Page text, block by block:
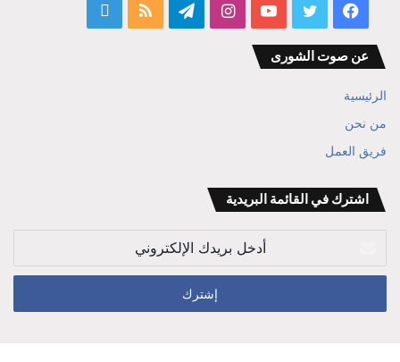
فيسبوك تويتر يوتيوب انستقرامتيلقرام ملخص
عن صوت الشورى
الرئيسية
من نحن
فريق العمل
اشترك في القائمة البريدية
الإلكتروني